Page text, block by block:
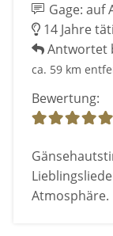
Gage: auf
14 Jahre
Antwortet
ca. 59 km
Bewertung:
Atmosphäre.